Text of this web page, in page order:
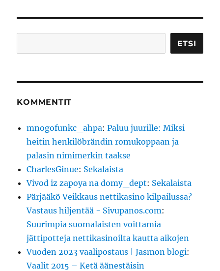
ETSI
KOMMENTIT
mnogofunkc_ahpa:Paluu juurille: Miksi
heitin henkilöbrändin romukoppaan ja
palasin nimimerkin taakse
CharlesGinue: Sekalaista
Vivod iz zapoya na domy_dept: Sekalaista
Pärjääkö Veikkaus nettikasino kilpailussa?
Vastaus hiljentää - Sivupanos.com:
Suurimpia suomalaisten voittamia
jättipotteja nettikasinoilta kautta aikojen
Vuoden 2023 vaalipostaus | Jasmon blogi:
Vaalit 2015 – Ketä äänestäisin